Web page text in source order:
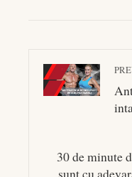
30 de minute